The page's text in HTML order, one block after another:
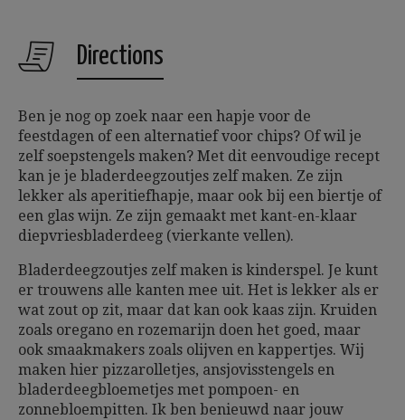
Directions
Ben je nog op zoek naar een hapje voor de
feestdagen of een alternatief voor chips? Of wil je
zelf soepstengels maken? Met dit eenvoudige recept
kan je je bladerdeegzoutjes zelf maken. Ze zijn
lekker als aperitiefhapje, maar ook bij een biertje of
een glas wijn. Ze zijn gemaakt met kant-en-klaar
diepvriesbladerdeeg (vierkante vellen).
Bladerdeegzoutjes zelf maken is kinderspel. Je kunt
er trouwens alle kanten mee uit. Het is lekker als er
wat zout op zit, maar dat kan ook kaas zijn. Kruiden
zoals oregano en rozemarijn doen het goed, maar
ook smaakmakers zoals olijven en kappertjes. Wij
maken hier pizzarolletjes, ansjovisstengels en
bladerdeegbloemetjes met pompoen- en
zonnebloempitten. Ik ben benieuwd naar jouw